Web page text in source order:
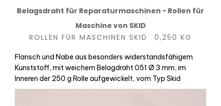
Belagsdraht für Reparaturmaschinen - Rollen für
Maschine von SKID
ROLLEN FÜR MASCHINEN SKID  0,250 KG
Flansch und Nabe aus besonders widerstandsfähigem
Kunststoff, mit weichem Belagdraht 051 Ø 3 mm, im
Inneren der 250 g Rolle aufgewickelt, vom Typ Skid